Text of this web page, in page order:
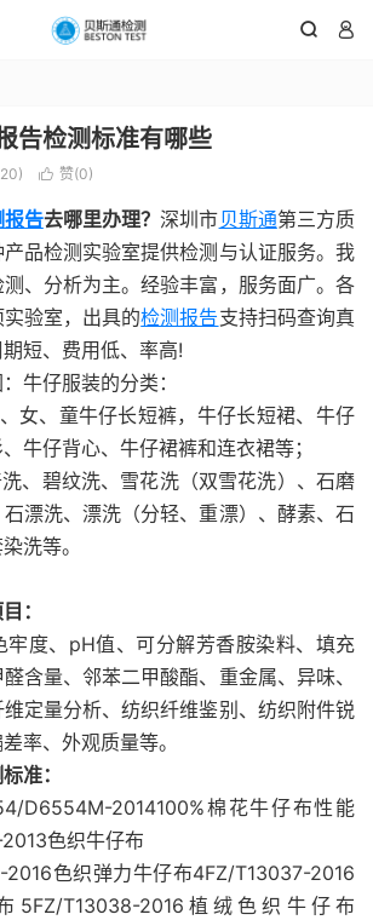
 
告检测标准有哪些
 赞(0)
告去哪里办理？深圳市贝斯通第三方质
品检测实验室提供检测与认证服务。我
、分析为主。经验丰富，服务面广。各
验室，出具的检测报告支持扫码查询真
短、费用低、率高!
牛仔服装的分类：
、童牛仔长短裤，牛仔长短裙、牛仔
牛仔背心、牛仔裙裤和连衣裙等；
碧纹洗、雪花洗（双雪花洗）、石磨
漂洗、漂洗（分轻、重漂）、酵素、石
洗等。
：
度、pH值、可分解芳香胺染料、填充
含量、邻苯二甲酸酯、重金属、异味、
定量分析、纺织纤维鉴别、纺织附件锐
率、外观质量等。
准：
2014100%棉花牛仔布性能
色织牛仔布
色织弹力牛仔布4FZ/T13037-2016
5FZ/T13038-2016植绒色织牛仔布